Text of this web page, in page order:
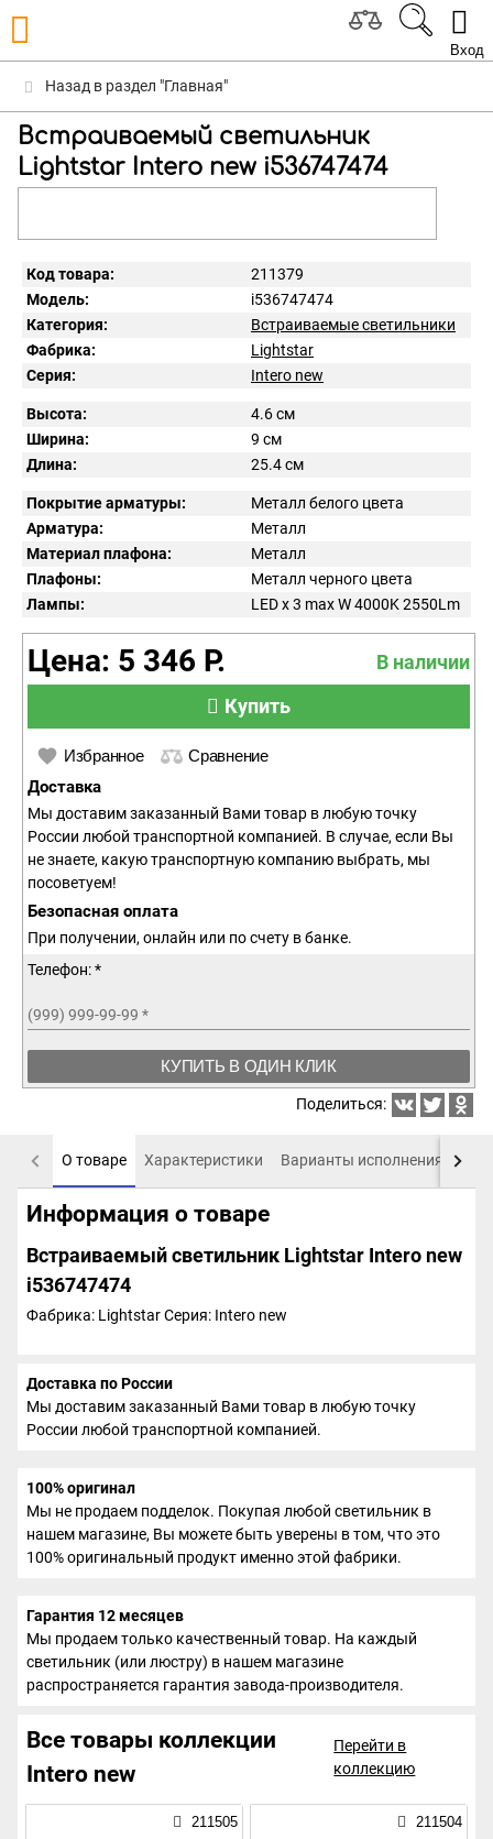
Вход
Назад в раздел "Главная"
Встраиваемый светильник
Lightstar Intero new i536747474
Код товара:
211379
Модель:
i536747474
Категория:
Встраиваемые светильники
Фабрика:
Lightstar
Серия:
Intero new
Высота:
4.6 см
Ширина:
9 см
Длина:
25.4 см
Покрытие арматуры:
Металл белого цвета
Арматура:
Металл
Материал плафона:
Металл
Плафоны:
Металл черного цвета
Лампы:
LED x 3 max W 4000K 2550Lm
Цена: 5 346 Р.
В наличии
Купить
Избранное Сравнение
Доставка
Мы доставим заказанный Вами товар в любую точку
России любой транспортной компанией. В случае, если Вы
не знаете, какую транспортную компанию выбрать, мы
посоветуем!
Безопасная оплата
При получении, онлайн или по счету в банке.
Телефон: *
(999) 999-99-99 *
КУПИТЬ В ОДИН КЛИК
Поделиться:
О товаре Характеристики Варианты исполнения
Информация о товаре
Встраиваемый светильник Lightstar Intero new
i536747474
Фабрика: LightstarСерия: Intero new
Доставка по России
Мы доставим заказанный Вами товар в любую точку
России любой транспортной компанией.
100% оригинал
Мы не продаем подделок. Покупая любой светильник в
нашем магазине, Вы можете быть уверены в том, что это
100% оригинальный продукт именно этой фабрики.
Гарантия 12 месяцев
Мы продаем только качественный товар. На каждый
светильник (или люстру) в нашем магазине
распространяется гарантия завода-производителя.
Все товары коллекции
Intero new
Перейти в
коллекцию
211505 211504